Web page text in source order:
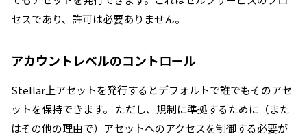
セスであり、許可は必要ありません。
アカウントレベルのコントロール
Stellar上アセットを発行するとデフォルトで誰でもそのアセ
ットを保持できます。 ただし、規制に準拠するために（また
はその他の理由で）アセットへのアクセスを制御する必要が